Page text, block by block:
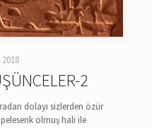
2
dolayı sizlerden özür
olmuş hali ile